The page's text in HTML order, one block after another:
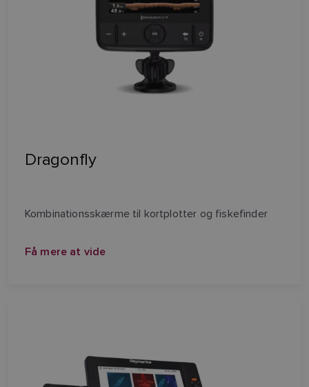
Dragonfly
Kombinationsskærme til kortplotter og fiskefinder
Få mere at vide